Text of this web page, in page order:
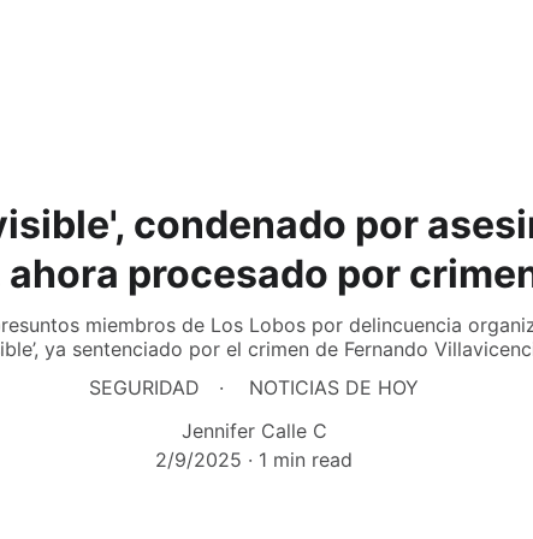
condenado por
procesado por
miembros de Los Lobos por delincuencia
ya sentenciado por el crimen de Fernando
SEGURIDAD
NOTICIAS DE HOY
Jennifer Calle C
2/9/2025
1 min read